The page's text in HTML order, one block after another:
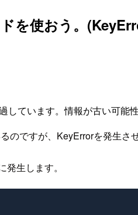
を使おう。
しています。情報が古い可能
のですが、KeyErrorを発生さ
生します。